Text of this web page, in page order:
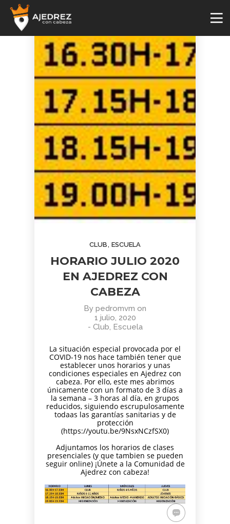
4
COMUNIDAD
AJEDREZ
CON
VERANO Y
SEPTIEMBRE!
29
2026
ARMAGGEDÓN
AJEDREZ CON
CABEZA – 4 DE
JULIO
¡AJEDREZ EN
CHAMBERÍ!
2
A MIRAR
EL ARTE:
MADRID
COMUNIDAD
CON
CABEZA –
JUNIO 2026
1
2026
TORNEO
DE
PARA
TODAS
LAS
EDADES
Y
NIVELES
– 13 DE
JUNIO
GENERAL
4
MAYO
2026
BOLETÍN
MAYO 2026 –
COMUNIDAD
AJEDREZ
CON
CABEZA
30
ABRIL
2026
TORNEO
PARA
TODAS
LAS
EDADES
Y
NIVELES
–
AJEDREZ
CON
CABEZA
23 DE
MAYO
30
ABRIL
2026
APRENDER A
MIRAR EL
ARTE: LA
ABSTRACCIÓN
GEOMÉTRICA:
PIET
MONDRIAN (Y
VISITA AL
MONASTERIO
DEL PAULAR)
29
ABRIL
AJEDREZ
INICIACIÓN
PARA
ADULTOS -
AJEDREZ
APRENDE
27
ABRIL
CAMPAMENTO
DE VERANO
AJEDREZ CON
CABEZA 2026
16
MARZO
EL DESAFÍO
PSICOLÓGICO
DE JUGAR
CON
DE ELO –
LUNES 16 DE
MARZO.
20.15H
CLUB, ESCUELA
HORARIO JULIO 2020
EN AJEDREZ CON
CABEZA
By pedromvm on
1 julio, 2020
- Club, Escuela
La situación especial provocada por el
COVID-19 nos hace también tener que
establecer unos horarios y unas
condiciones especiales en Ajedrez con
cabeza. Por ello, este mes abrimos
únicamente con un formato de 3 días a
la semana – 3 horas al día, en grupos
reducidos, siguiendo escrupulosamente
todaas las garantías sanitarias y de
protección
(https://youtu.be/9NsxNCzfSX0)
Adjuntamos los horarios de clases
presenciales (y que tambien se pueden
seguir online) ¡Únete a la Comunidad de
Ajedrez con cabeza!